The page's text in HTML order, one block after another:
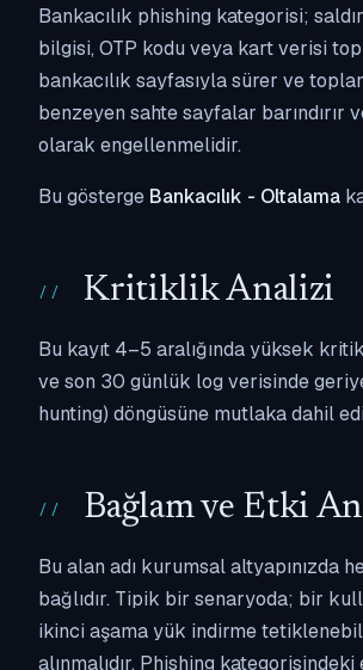
Bankacılık phishing kategorisi;
bilgisi, OTP kodu veya kart verisi
bankacılık sayfasıyla sürer ve
benzeyen sahte sayfalar
olarak engellenmelidir.
Bu gösterge Bankacılık - Oltalama
Kritiklik Analizi
Bu kayıt 4–5 aralığında yüksek
ve son 30 günlük log verisinde
hunting) döngüsüne mutlaka dahil
Bağlam ve Etki
Bu alan adı kurumsal altyapınızda
bağlıdır. Tipik bir senaryoda; bir
ikinci aşama yük indirme
alınmalıdır. Phishing